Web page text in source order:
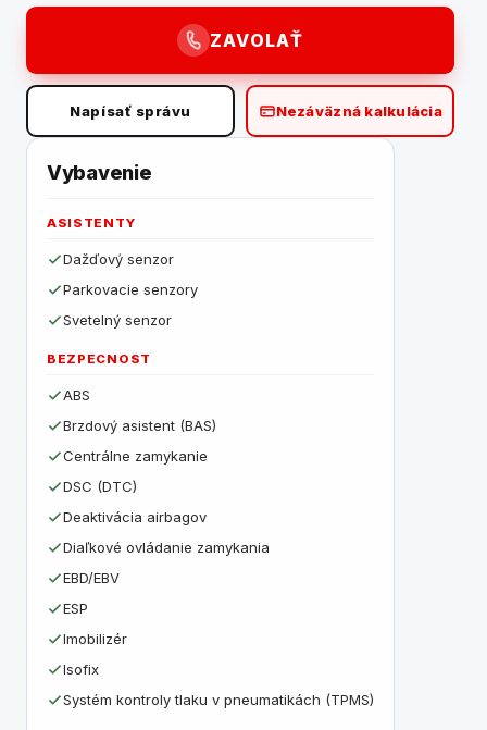
Vybavenie
ASISTENTY
Dažďový senzor
Parkovacie senzory
Svetelný senzor
BEZPECNOST
ABS
Brzdový asistent (BAS)
Centrálne zamykanie
DSC (DTC)
Deaktivácia airbagov
Diaľkové ovládanie zamykania
EBD/EBV
ESP
Imobilizér
Isofix
Systém kontroly tlaku v pneumatikách (TPMS)
ZAVOLAŤ
Napísať správu Nezáväzná kalkulácia